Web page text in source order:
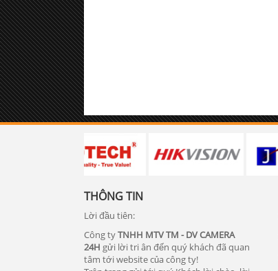
THÔNG TIN
Lời đầu tiên:
Công tyTNHH MTV TM - DV CAMERA
24H gửi lời tri ân đến quý khách đã quan
tâm tới website của công ty!